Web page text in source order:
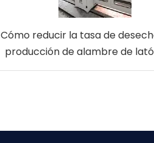
Cómo reducir la tasa de
producción de alambre de
electroerosión